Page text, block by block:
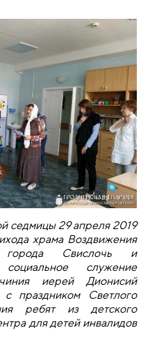
седмицы 29 апреля 2019
храма Воздвижения
города Свислочь и
служение
иерей Дионисий
праздником Светлого
ребят из детского
для детей инвалидов